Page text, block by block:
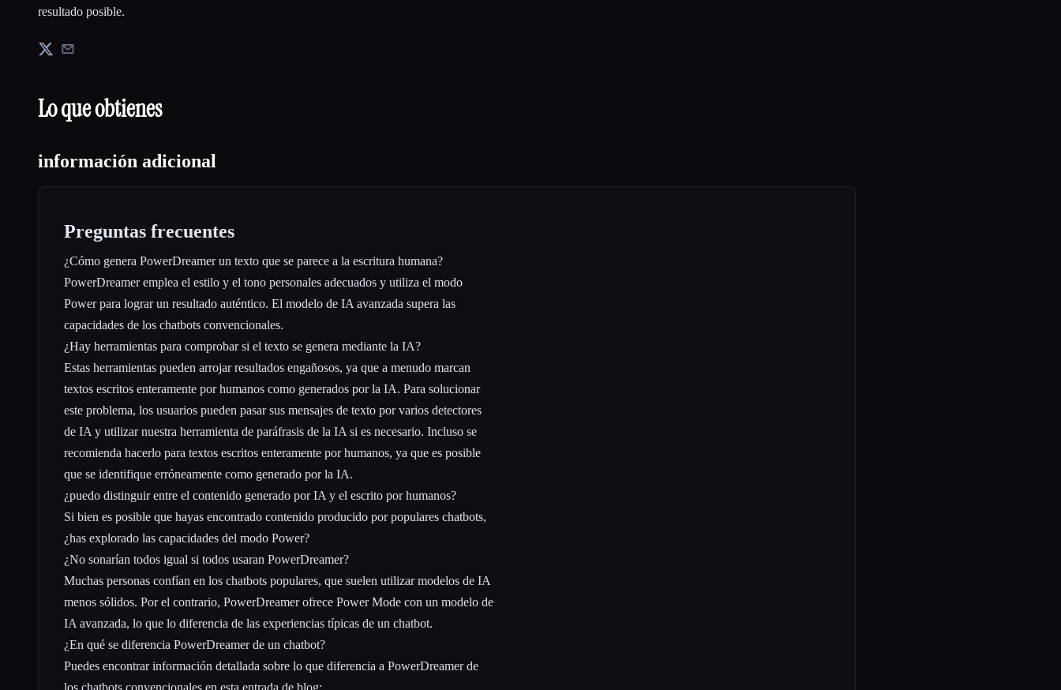
resultado posible.
Lo que obtienes
información adicional
Preguntas frecuentes
¿Cómo genera PowerDreamer un texto que se parece a la escritura humana?
PowerDreamer emplea el estilo y el tono personales adecuados y utiliza el modo
Power para lograr un resultado auténtico. El modelo de IA avanzada supera las
capacidades de los chatbots convencionales.
¿Hay herramientas para comprobar si el texto se genera mediante la IA?
Estas herramientas pueden arrojar resultados engañosos, ya que a menudo marcan
textos escritos enteramente por humanos como generados por la IA. Para solucionar
este problema, los usuarios pueden pasar sus mensajes de texto por varios detectores
de IA y utilizar nuestra herramienta de paráfrasis de la IA si es necesario. Incluso se
recomienda hacerlo para textos escritos enteramente por humanos, ya que es posible
que se identifique erróneamente como generado por la IA.
¿puedo distinguir entre el contenido generado por IA y el escrito por humanos?
Si bien es posible que hayas encontrado contenido producido por populares chatbots,
¿has explorado las capacidades del modo Power?
¿No sonarían todos igual si todos usaran PowerDreamer?
Muchas personas confían en los chatbots populares, que suelen utilizar modelos de IA
menos sólidos. Por el contrario, PowerDreamer ofrece Power Mode con un modelo de
IA avanzada, lo que lo diferencia de las experiencias típicas de un chatbot.
¿En qué se diferencia PowerDreamer de un chatbot?
Puedes encontrar información detallada sobre lo que diferencia a PowerDreamer de